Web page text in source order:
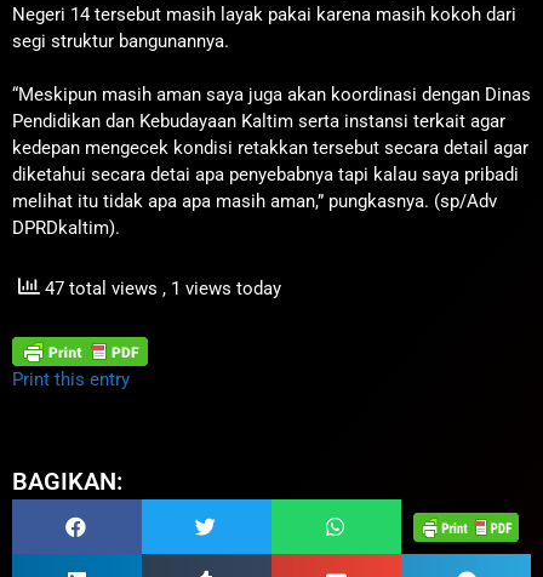
Negeri 14 tersebut masih layak pakai karena masih kokoh dari
segi struktur bangunannya.
“Meskipun masih aman saya juga akan koordinasi dengan Dinas
Pendidikan dan Kebudayaan Kaltim serta instansi terkait agar
kedepan mengecek kondisi retakkan tersebut secara detail agar
diketahui secara detai apa penyebabnya tapi kalau saya pribadi
melihat itu tidak apa apa masih aman,” pungkasnya. (sp/Adv
DPRDkaltim).
47 total views , 1 views today
Print this entry
BAGIKAN: